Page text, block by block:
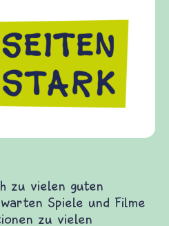
zu vielen guten
Spiele und Filme
zu vielen